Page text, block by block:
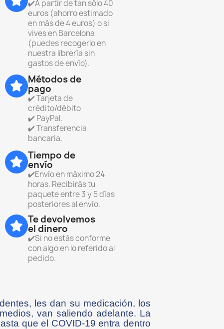
✔️A partir de tan sólo 40
euros (ahorro estimado
en más de 4 euros) o si
vives en Barcelona
(puedes recogerlo en
nuestra librería sin
gastos de envío).
Métodos de
pago
✔️ Tarjeta de
crédito/débito
✔️ PayPal.
✔️ Transferencia
bancaria.
Tiempo de
envío
✔️Envío en máximo 24
horas. Recibirás tu
paquete entre 3 y 5 días
posteriores al envío.
Te devolvemos
el dinero
✔️Si no estás conforme
con algo en lo referido al
pedido.
les dan su medicación, los
van saliendo adelante. La
que el COVID-19 entra dentro